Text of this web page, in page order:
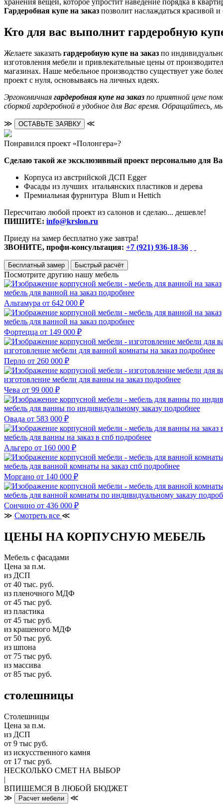
Гардеробная купе на заказ позволит наслаждаться красивой
Кто для вас выполнит гардеробную
Желаете заказать гардеробную купе на заказ по
изготовления мебели и привлекательные цены от
магазинах. Наше мебельное производство существует уже
проект с нуля, основываясь на личных идеях.
Эргономичная гардеробная купе на заказ по приятной цене
сборкой гардеробной в удобное для Вас время. Обращайтесь,
≫ ОСТАВЬТЕ ЗАЯВКУ ≪
Понравился проект «Полонгера»?
Сделаю такой же эксклюзивный проект персонально для
Корпуса из австрийской ДСП Egger
Фасады из лучших итальянских пластиков и дерева
Премиальная фурнитура Blum и Hettich
Пересчитаю любой проект из салонов и сделаю... дешевле!
ПИШИТЕ: info@krslon.ru
Приеду на замер бесплатно уже завтра!
ЗВОНИТЕ, профи-консультация: +7 (921) 936-18-36
Бесплатный замер Быстрый расчёт
Посмотрите другию нашу мебель
мебель для ванной на заказ подробнее
Альтамура от 642 000 ₽
мебель для ванной на заказ подробнее
Фортецца от 149 000 ₽
изготовление мебели для ванной комнаты на заказ подробнее
Перло от 260 000 ₽
изготовление мебели для ванны на заказ подробнее
Чева от 99 000 ₽
мебель для ванны по индивидуальному заказу подробнее
Овада от 583 000 ₽
мебель для ванны на заказ в спб подробнее
Альгеро от 160 000 ₽
мебель для ванной комнаты на заказ спб подробнее
Моргано от 140 000 ₽
мебель для ванной комнаты по индивидуальному заказу
Сончино от 436 000 ₽
≫ Смотреть все ≪
ЦЕНЫ НА КОРПУСНУЮ МЕБЕЛЬ
Мебель с фасадами
Цена за п.м.
из ДСП
от 40 тыс. руб.
из пленочного МДФ
от 45 тыс руб.
из пластика
от 45 тыс руб.
из крашеного МДФ
от 50 тыс руб.
из шпона
от 75 тыс руб.
из массива
от 85 тыс руб.
столешницы
Столешницы
Цена за п.м.
из ДСП
от 9 тыс руб.
из искусственного камня
от 17 тыс руб.
НЕСКОЛЬКО СМЕТ НА ВЫБОР
|
ВПИШЕМСЯ В ЛЮБОЙ БЮДЖЕТ
≫
Расчет мебели ≪